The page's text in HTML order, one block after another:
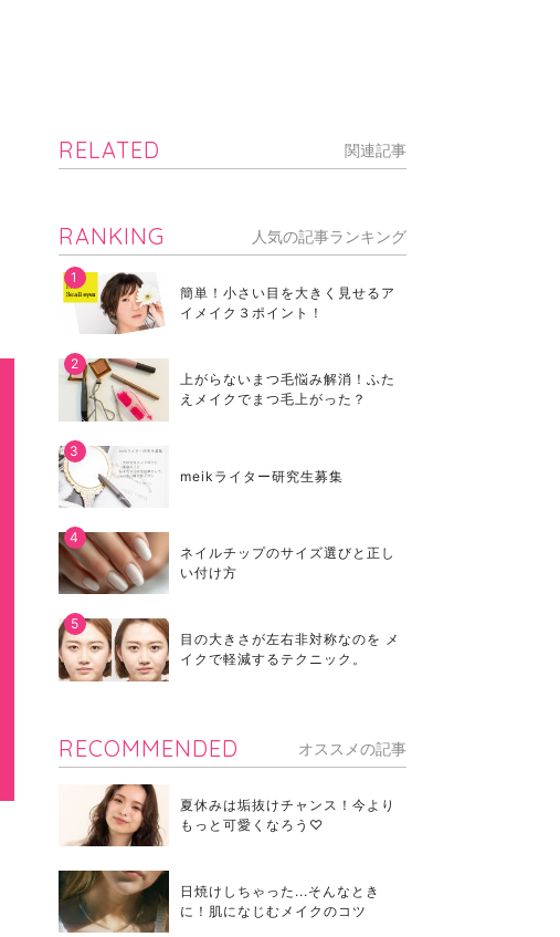
RELATED 関連記事
RANKING 人気の記事ランキング
簡単！小さい目を大きく見せるア
イメイク３ポイント！
上がらないまつ毛悩み解消！ふた
えメイクでまつ毛上がった？
meikライター研究生募集
ネイルチップのサイズ選びと正し
い付け方
目の大きさが左右非対称なのを メ
イクで軽減するテクニック。
RECOMMENDED オススメの記事
夏休みは垢抜けチャンス！今より
もっと可愛くなろう♡
日焼けしちゃった...そんなとき
に！肌になじむメイクのコツ